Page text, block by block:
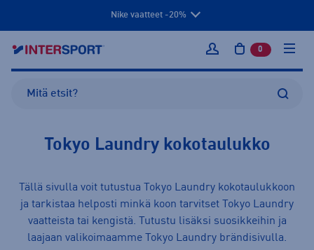
Nike vaatteet -20%
Kirjaudu sisään
0 tuotetta
Tokyo Laundry kokotaulukko
Tällä sivulla voit tutustua Tokyo Laundry kokotaulukkoon
ja tarkistaa helposti minkä koon tarvitset Tokyo Laundry
vaatteista tai kengistä. Tutustu lisäksi suosikkeihin ja
laajaan valikoimaamme
Tokyo Laundry brändisivulla.